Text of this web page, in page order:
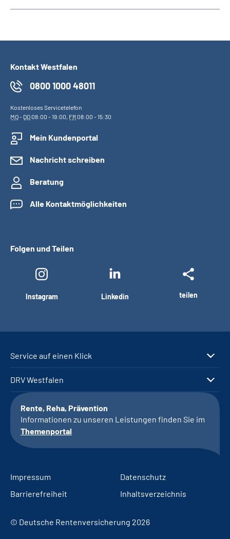
Kontakt Westfalen
0800 1000 48011
Kostenloses Servicetelefon
MO- DO08:00 - 19:00, FR08:00 - 15:30
Mein Kundenportal
Nachricht schreiben
Beratung
Alle Kontaktmöglichkeiten
Folgen und Teilen
Instagram Linkedin teilen
Service auf einen Klick
DRV Westfalen
Rente, Reha, Prävention
Informationen zu unseren Leistungen finden Sie im
Themenportal
Impressum
Datenschutz
Barrierefreiheit
Inhaltsverzeichnis
© Deutsche Rentenversicherung 2026